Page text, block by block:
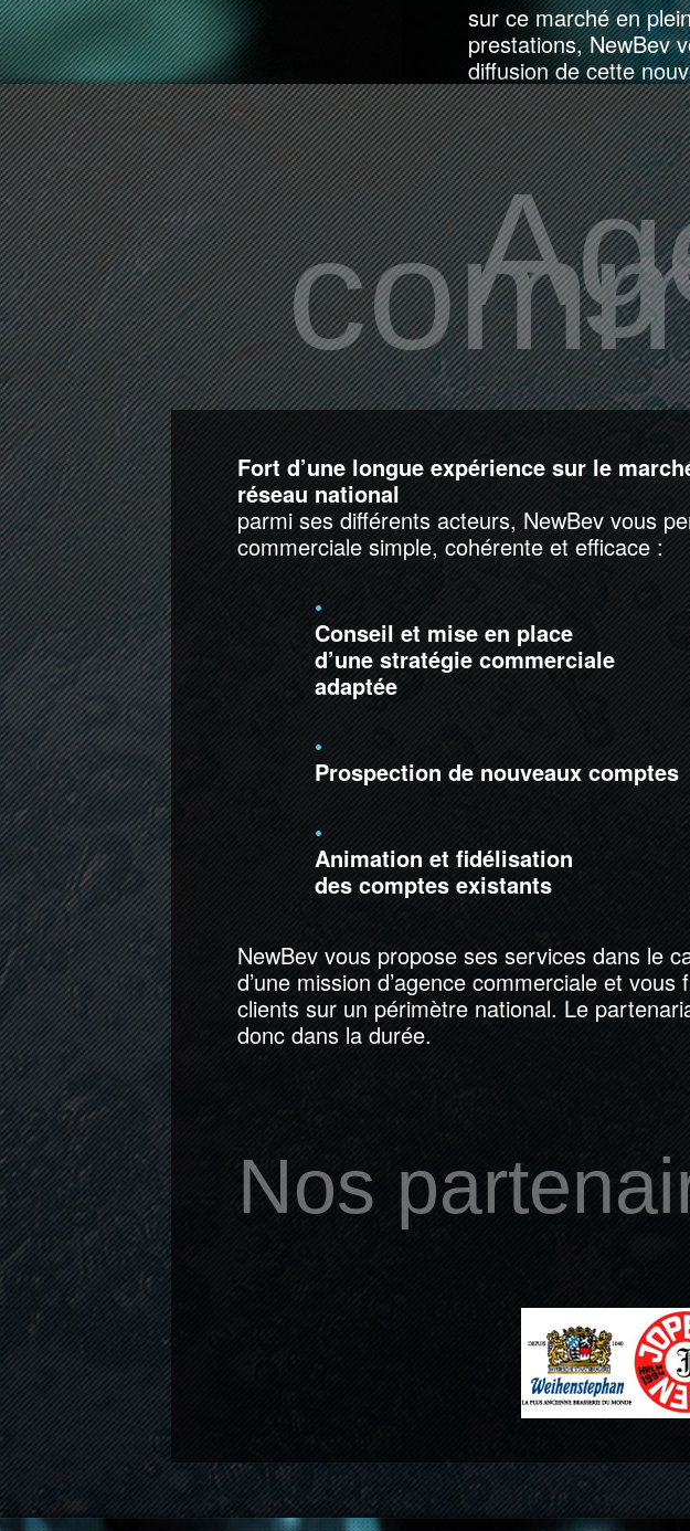
sur ce marché en
prestations, NewBev
diffusion de cette
Fort d’une longue expérience sur le
réseau national
parmi ses différents acteurs, NewBev vous
commerciale simple, cohérente et efficace :
•
Conseil et mise en place
d’une stratégie commerciale
adaptée
•
Prospection de nouveaux comptes
•
Animation et fidélisation
des comptes existants
NewBev vous propose ses services dans le
d’une mission d’agence commerciale et vous
clients sur un périmètre national. Le
donc dans la durée.
Nos